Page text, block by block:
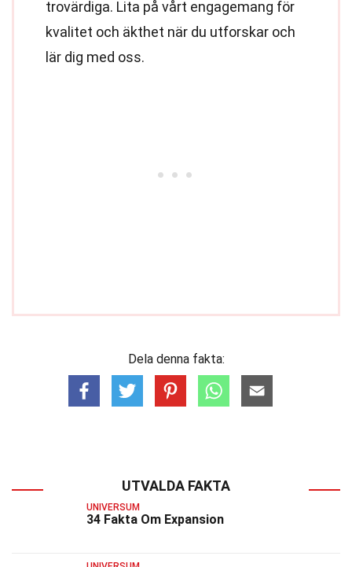
trovärdiga. Lita på vårt engagemang för
kvalitet och äkthet när du utforskar och
lär dig med oss.
Dela denna fakta:
UTVALDA FAKTA
UNIVERSUM
34 Fakta Om Expansion